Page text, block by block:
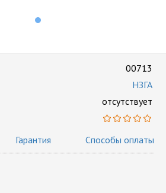
00713
НЗГА
отсутствует
Гарантия Способы оплаты